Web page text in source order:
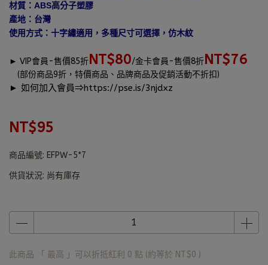
材質：ABS高分子塑膠
產地：台灣
使用方式：十字繡適用，多種尺寸可選擇，仿木紋
► VIP會員-售價85折 NT$80/金卡會員-售價8折 NT$76
(部份商品9折，特價商品、品牌商品及促銷活動不折扣)
► 如何加入會員⇒https://pse.is/3njdxz
NT$95
商品編號: EFPW-5*7
供貨狀況: 尚有庫存
此商品 「 最高 」可以折抵紅利 0 點 (約等於 NT$0 )